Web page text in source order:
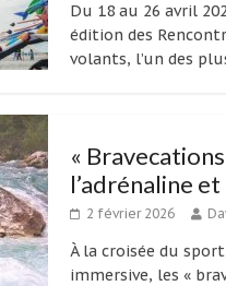
Du 18 au 26 avril
édition des
volants, l’un des
«
l’adrénaline
2 février 2026
À la croisée du
immersive, les «